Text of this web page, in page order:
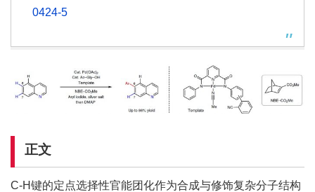
0424-5
正文
C-H键的定点选择性官能团化作为合成与修饰复杂分子结构